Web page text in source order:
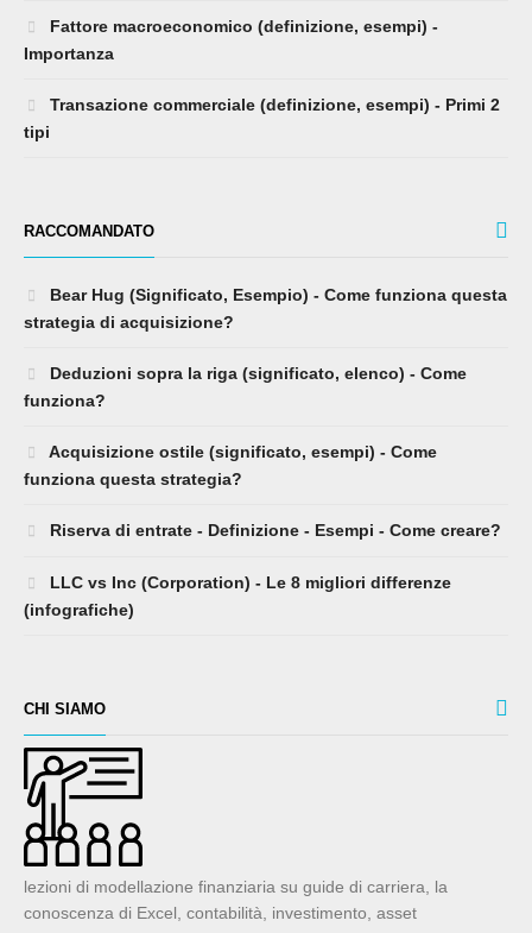
Fattore macroeconomico (definizione, esempi) -
Importanza
Transazione commerciale (definizione, esempi) - Primi 2
tipi
RACCOMANDATO
Bear Hug (Significato, Esempio) - Come funziona questa
strategia di acquisizione?
Deduzioni sopra la riga (significato, elenco) - Come
funziona?
Acquisizione ostile (significato, esempi) - Come
funziona questa strategia?
Riserva di entrate - Definizione - Esempi - Come creare?
LLC vs Inc (Corporation) - Le 8 migliori differenze
(infografiche)
CHI SIAMO
lezioni di modellazione finanziaria su guide di carriera, la
conoscenza di Excel, contabilità, investimento, asset